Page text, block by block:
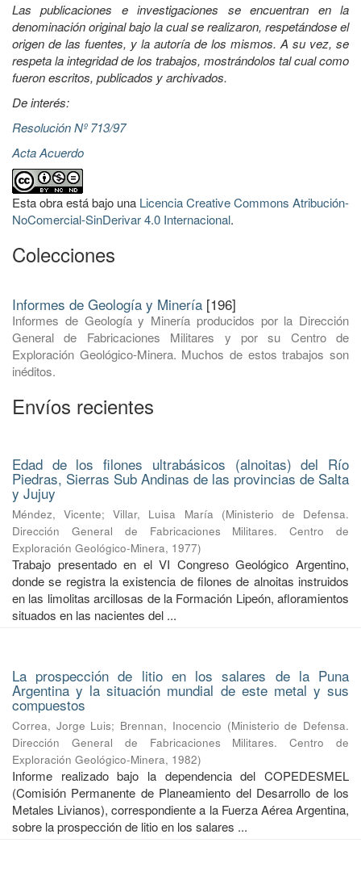
Las publicaciones e investigaciones se encuentran en la
denominación original bajo la cual se realizaron, respetándose el
origen de las fuentes, y la autoría de los mismos. A su vez, se
respeta la integridad de los trabajos, mostrándolos tal cual como
fueron escritos, publicados y archivados.
De interés:
Resolución Nº 713/97
Acta Acuerdo
Esta obra está bajo una Licencia Creative Commons Atribución-
NoComercial-SinDerivar 4.0 Internacional.
Colecciones
Informes de Geología y Minería [196]
Informes de Geología y Minería producidos por la Dirección
General de Fabricaciones Militares y por su Centro de
Exploración Geológico-Minera. Muchos de estos trabajos son
inéditos.
Envíos recientes
Edad de los filones ultrabásicos (alnoitas) del Río
Piedras, Sierras Sub Andinas de las provincias de Salta
y Jujuy
Méndez, Vicente;Villar, Luisa María (Ministerio de Defensa.
Dirección General de Fabricaciones Militares. Centro de
Exploración Geológico-Minera, 1977)
Trabajo presentado en el VI Congreso Geológico Argentino,
donde se registra la existencia de filones de alnoitas instruidos
en las limolitas arcillosas de la Formación Lipeón, afloramientos
situados en las nacientes del ...
La prospección de litio en los salares de la Puna
Argentina y la situación mundial de este metal y sus
compuestos
Correa, Jorge Luis; Brennan, Inocencio (Ministerio de Defensa.
Dirección General de Fabricaciones Militares. Centro de
Exploración Geológico-Minera, 1982)
Informe realizado bajo la dependencia del COPEDESMEL
(Comisión Permanente de Planeamiento del Desarrollo de los
Metales Livianos), correspondiente a la Fuerza Aérea Argentina,
sobre la prospección de litio en los salares ...